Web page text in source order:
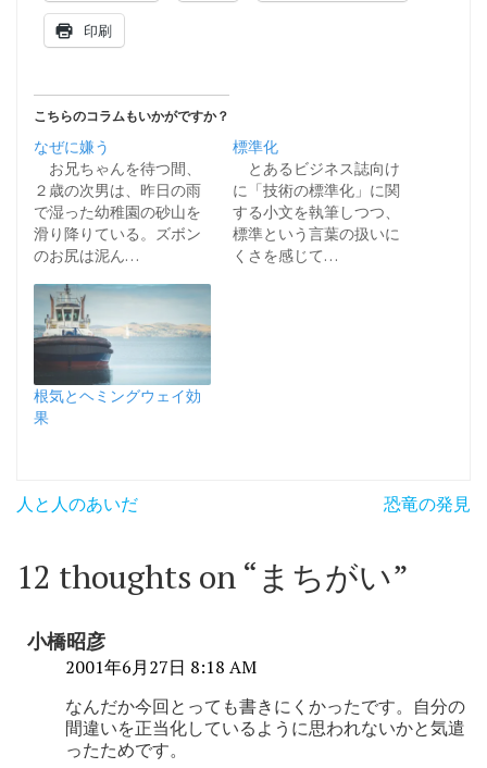
印刷
こちらのコラムもいかがですか？
なぜに嫌う
お兄ちゃんを待つ間、
２歳の次男は、昨日の雨
で湿った幼稚園の砂山を
滑り降りている。ズボン
のお尻は泥ん…
標準化
とあるビジネス誌向け
に「技術の標準化」に関
する小文を執筆しつつ、
標準という言葉の扱いに
くさを感じて…
根気とヘミングウェイ効
果
投
ナ
ゲ
人と人のあいだ 恐竜の発見
12 thoughts on “まちがい”
小橋昭彦
2001年6月27日 8:18 AM
なんだか今回とっても書きにくかったです。自分の
間違いを正当化しているように思われないかと気遣
ったためです。